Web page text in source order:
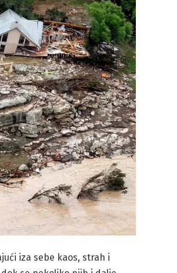
iza sebe kaos, strah i